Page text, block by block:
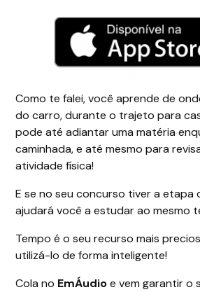
Como te falei, você aprende de
do carro, durante o trajeto para
pode até adiantar uma matéria
caminhada, e até mesmo para
atividade física!
E se no seu concurso tiver a etapa
ajudará você a estudar ao mesmo
Tempo é o seu recurso mais
utilizá-lo de forma inteligente!
Cola no EmÁudioe vem garantir o